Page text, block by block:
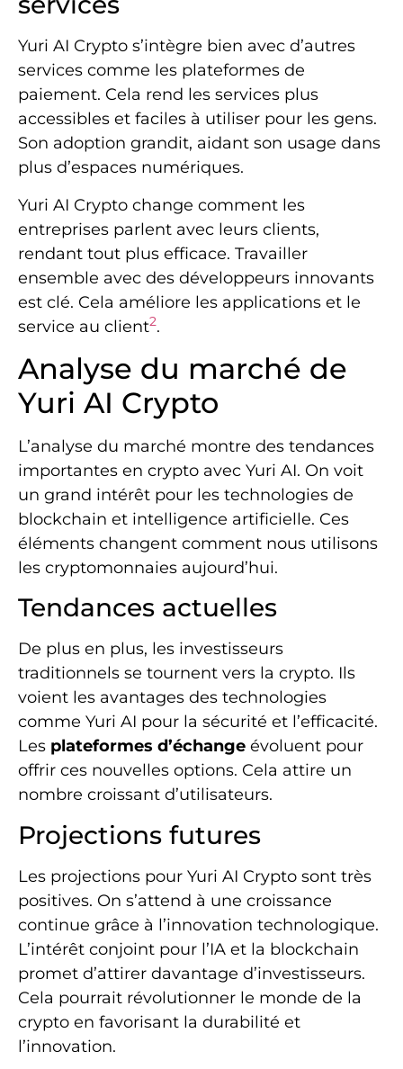
Yuri AI Crypto s’intègre bien avec d’autres
services comme les plateformes de
paiement. Cela rend les services plus
accessibles et faciles à utiliser pour les gens.
Son adoption grandit, aidant son usage dans
plus d’espaces numériques.
Yuri AI Crypto change comment les
entreprises parlent avec leurs clients,
rendant tout plus efficace. Travailler
ensemble avec des développeurs innovants
est clé. Cela améliore les applications et le
service au client2.
Analyse du marché de
Yuri AI Crypto
L’analyse du marché montre des tendances
importantes en crypto avec Yuri AI. On voit
un grand intérêt pour les technologies de
blockchain et intelligence artificielle. Ces
éléments changent comment nous utilisons
les cryptomonnaies aujourd’hui.
Tendances actuelles
De plus en plus, les investisseurs
traditionnels se tournent vers la crypto. Ils
voient les avantages des technologies
comme Yuri AI pour la sécurité et l’efficacité.
Les plateformes d’échange évoluent pour
offrir ces nouvelles options. Cela attire un
nombre croissant d’utilisateurs.
Projections futures
Les projections pour Yuri AI Crypto sont très
positives. On s’attend à une croissance
continue grâce à l’innovation technologique.
L’intérêt conjoint pour l’IA et la blockchain
promet d’attirer davantage d’investisseurs.
Cela pourrait révolutionner le monde de la
crypto en favorisant la durabilité et
l’innovation.